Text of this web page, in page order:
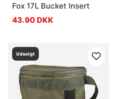
Fox 17L Bucket Insert
43.90 DKK
Udsolgt